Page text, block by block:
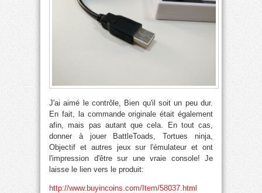
J'ai aimé le contrôle, Bien qu'il soit un peu dur.
En fait, la commande originale était également
afin, mais pas autant que cela. En tout cas,
donner à jouer BattleToads, Tortues ninja,
Objectif et autres jeux sur l'émulateur et ont
l'impression d'être sur une vraie console! Je
laisse le lien vers le produit:
http://www.buyincoins.com/Item/58037.html